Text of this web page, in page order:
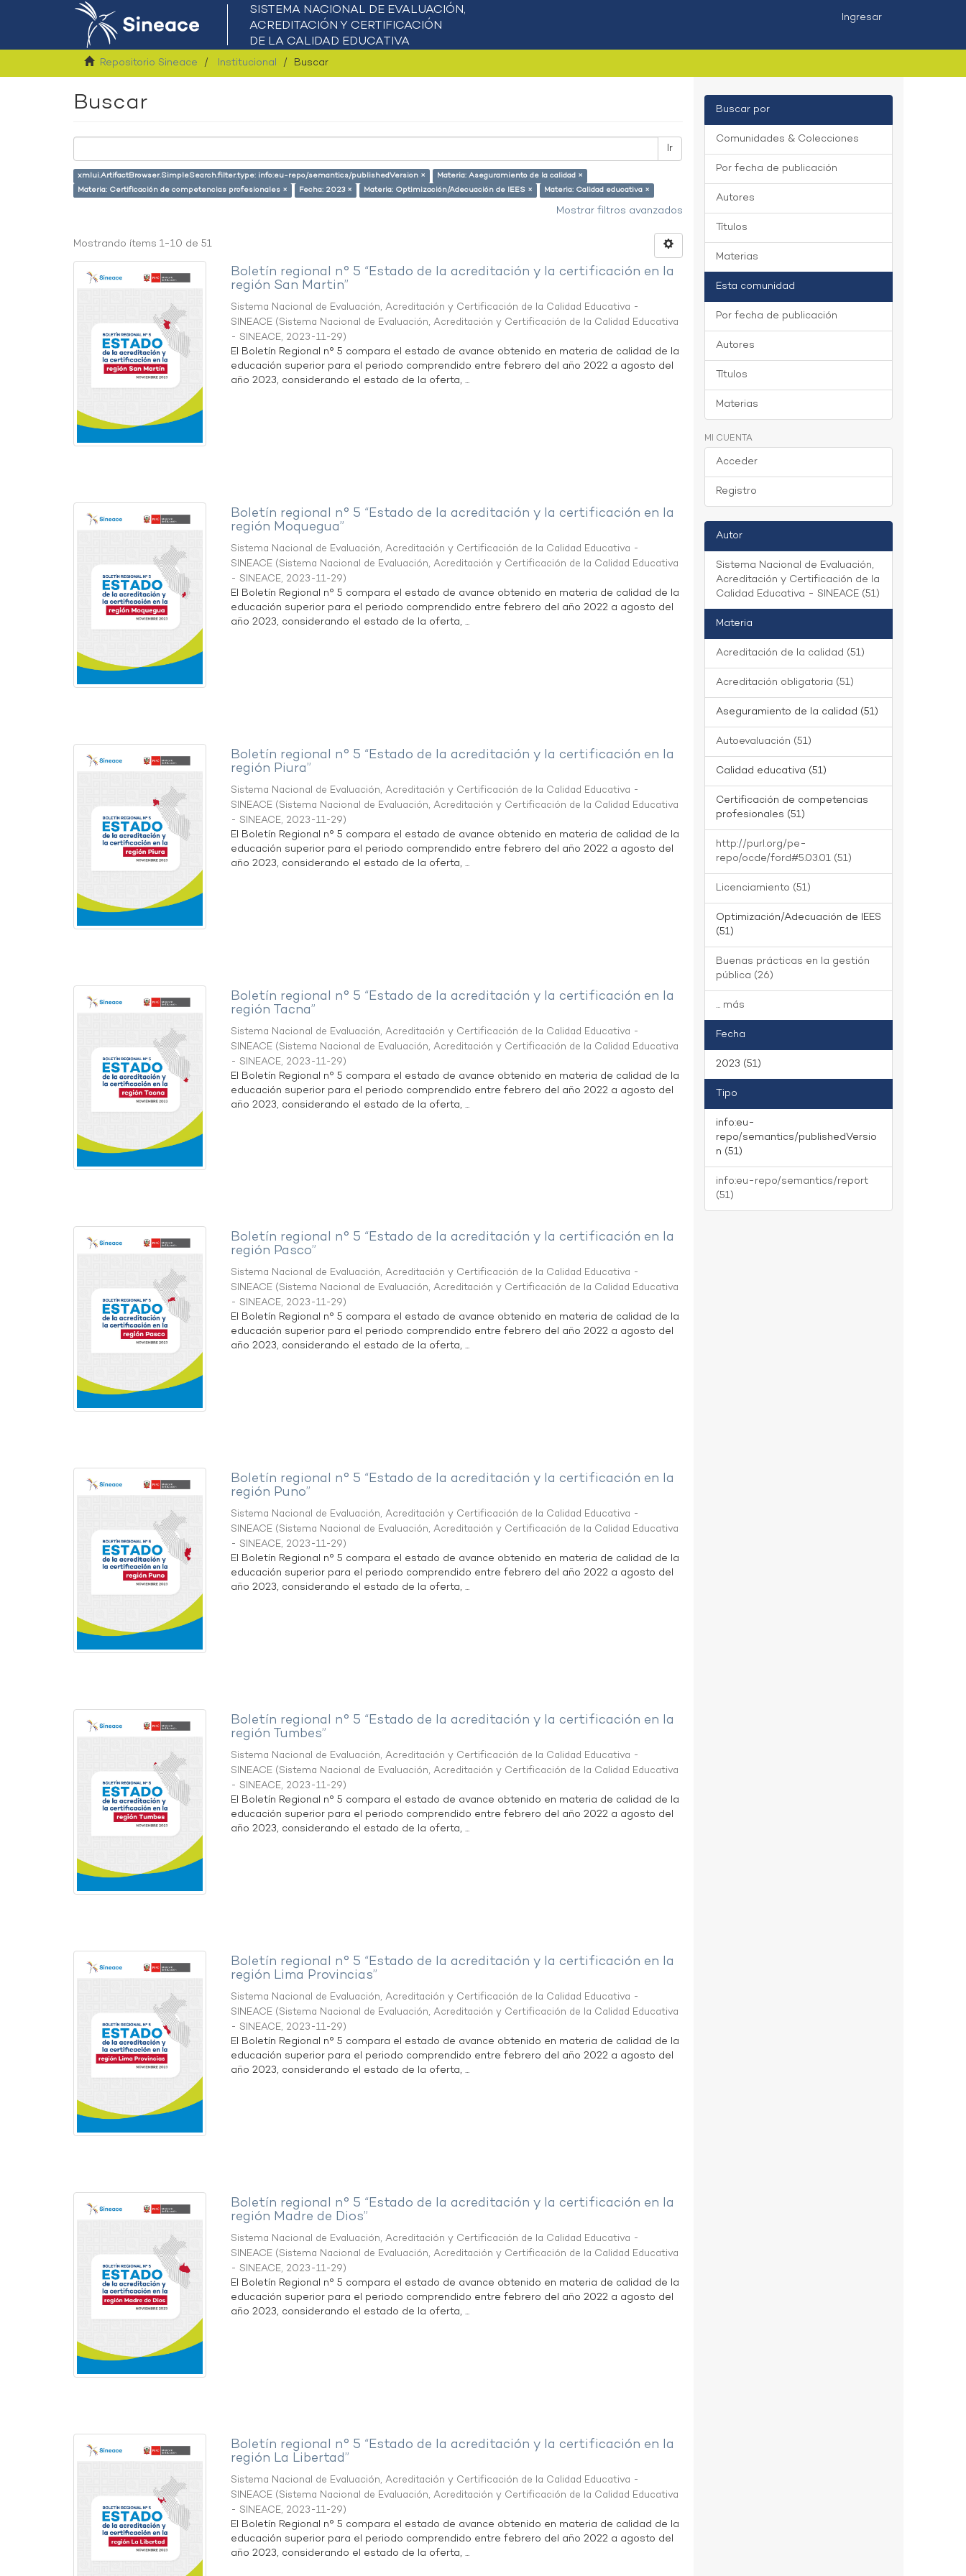
Ingresar
Repositorio Sineace Institucional Buscar
Buscar
Ir
xmlui.ArtifactBrowser.SimpleSearch.filter.type: info:eu-repo/semantics/publishedVersion ×
Materia: Aseguramiento de la calidad ×
Materia: Certificación de competencias profesionales ×
Fecha: 2023 × Materia: Optimización/Adecuación de IEES × Materia: Calidad educativa ×
Mostrar filtros avanzados
Mostrando ítems 1-10 de 51
Boletín regional n° 5 “Estado de la acreditación y la certificación en la
región San Martin”
Sistema Nacional de Evaluación, Acreditación y Certificación de la Calidad Educativa -
SINEACE (Sistema Nacional de Evaluación, Acreditación y Certificación de la Calidad Educativa
- SINEACE, 2023-11-29)
El Boletín Regional n° 5 compara el estado de avance obtenido en materia de calidad de la
educación superior para el periodo comprendido entre febrero del año 2022 a agosto del
año 2023, considerando el estado de la oferta, ...
Boletín regional n° 5 “Estado de la acreditación y la certificación en la
región Moquegua”
Sistema Nacional de Evaluación, Acreditación y Certificación de la Calidad Educativa -
SINEACE (Sistema Nacional de Evaluación, Acreditación y Certificación de la Calidad Educativa
- SINEACE, 2023-11-29)
El Boletín Regional n° 5 compara el estado de avance obtenido en materia de calidad de la
educación superior para el periodo comprendido entre febrero del año 2022 a agosto del
año 2023, considerando el estado de la oferta, ...
Boletín regional n° 5 “Estado de la acreditación y la certificación en la
región Piura”
Sistema Nacional de Evaluación, Acreditación y Certificación de la Calidad Educativa -
SINEACE (Sistema Nacional de Evaluación, Acreditación y Certificación de la Calidad Educativa
- SINEACE, 2023-11-29)
El Boletín Regional n° 5 compara el estado de avance obtenido en materia de calidad de la
educación superior para el periodo comprendido entre febrero del año 2022 a agosto del
año 2023, considerando el estado de la oferta, ...
Boletín regional n° 5 “Estado de la acreditación y la certificación en la
región Tacna”
Sistema Nacional de Evaluación, Acreditación y Certificación de la Calidad Educativa -
SINEACE (Sistema Nacional de Evaluación, Acreditación y Certificación de la Calidad Educativa
- SINEACE, 2023-11-29)
El Boletín Regional n° 5 compara el estado de avance obtenido en materia de calidad de la
educación superior para el periodo comprendido entre febrero del año 2022 a agosto del
año 2023, considerando el estado de la oferta, ...
Boletín regional n° 5 “Estado de la acreditación y la certificación en la
región Pasco”
Sistema Nacional de Evaluación, Acreditación y Certificación de la Calidad Educativa -
SINEACE (Sistema Nacional de Evaluación, Acreditación y Certificación de la Calidad Educativa
- SINEACE, 2023-11-29)
El Boletín Regional n° 5 compara el estado de avance obtenido en materia de calidad de la
educación superior para el periodo comprendido entre febrero del año 2022 a agosto del
año 2023, considerando el estado de la oferta, ...
Boletín regional n° 5 “Estado de la acreditación y la certificación en la
región Puno”
Sistema Nacional de Evaluación, Acreditación y Certificación de la Calidad Educativa -
SINEACE (Sistema Nacional de Evaluación, Acreditación y Certificación de la Calidad Educativa
- SINEACE, 2023-11-29)
El Boletín Regional n° 5 compara el estado de avance obtenido en materia de calidad de la
educación superior para el periodo comprendido entre febrero del año 2022 a agosto del
año 2023, considerando el estado de la oferta, ...
Boletín regional n° 5 “Estado de la acreditación y la certificación en la
región Tumbes”
Sistema Nacional de Evaluación, Acreditación y Certificación de la Calidad Educativa -
SINEACE (Sistema Nacional de Evaluación, Acreditación y Certificación de la Calidad Educativa
- SINEACE, 2023-11-29)
El Boletín Regional n° 5 compara el estado de avance obtenido en materia de calidad de la
educación superior para el periodo comprendido entre febrero del año 2022 a agosto del
año 2023, considerando el estado de la oferta, ...
Boletín regional n° 5 “Estado de la acreditación y la certificación en la
región Lima Provincias”
Sistema Nacional de Evaluación, Acreditación y Certificación de la Calidad Educativa -
SINEACE (Sistema Nacional de Evaluación, Acreditación y Certificación de la Calidad Educativa
- SINEACE, 2023-11-29)
El Boletín Regional n° 5 compara el estado de avance obtenido en materia de calidad de la
educación superior para el periodo comprendido entre febrero del año 2022 a agosto del
año 2023, considerando el estado de la oferta, ...
Boletín regional n° 5 “Estado de la acreditación y la certificación en la
región Madre de Dios”
Sistema Nacional de Evaluación, Acreditación y Certificación de la Calidad Educativa -
SINEACE (Sistema Nacional de Evaluación, Acreditación y Certificación de la Calidad Educativa
- SINEACE, 2023-11-29)
El Boletín Regional n° 5 compara el estado de avance obtenido en materia de calidad de la
educación superior para el periodo comprendido entre febrero del año 2022 a agosto del
año 2023, considerando el estado de la oferta, ...
Boletín regional n° 5 “Estado de la acreditación y la certificación en la
región La Libertad”
Sistema Nacional de Evaluación, Acreditación y Certificación de la Calidad Educativa -
SINEACE (Sistema Nacional de Evaluación, Acreditación y Certificación de la Calidad Educativa
- SINEACE, 2023-11-29)
El Boletín Regional n° 5 compara el estado de avance obtenido en materia de calidad de la
educación superior para el periodo comprendido entre febrero del año 2022 a agosto del
año 2023, considerando el estado de la oferta, ...
Buscar por
Comunidades & Colecciones
Por fecha de publicación
Autores
Títulos
Materias
Esta comunidad
Por fecha de publicación
Autores
Títulos
Materias
MI CUENTA
Acceder
Registro
Autor
Sistema Nacional de Evaluación,
Acreditación y Certificación de la
Calidad Educativa - SINEACE (51)
Materia
Acreditación de la calidad (51)
Acreditación obligatoria (51)
Aseguramiento de la calidad (51)
Autoevaluación (51)
Calidad educativa (51)
Certificación de competencias
profesionales (51)
http://purl.org/pe-
repo/ocde/ford#5.03.01 (51)
Licenciamiento (51)
Optimización/Adecuación de IEES
(51)
Buenas prácticas en la gestión
pública (26)
... más
Fecha
2023 (51)
Tipo
info:eu-
repo/semantics/publishedVersio
n (51)
info:eu-repo/semantics/report
(51)